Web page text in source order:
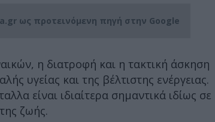
ως προτεινόμενη πηγή στην Google
η διατροφή και η τακτική άσκηση
υγείας και της βέλτιστης ενέργειας.
είναι ιδιαίτερα σημαντικά ιδίως σε
ζωής.